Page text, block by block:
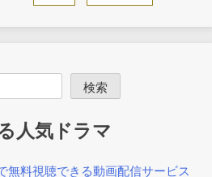
検索
人気ドラマ
無料視聴できる動画配信サービス